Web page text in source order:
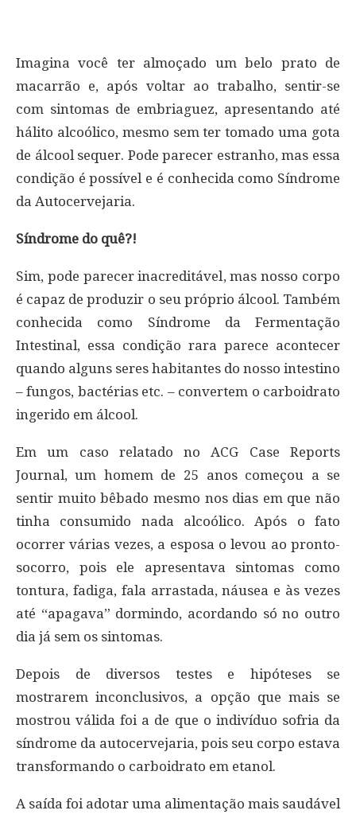
Imagina você ter almoçado um belo prato de
macarrão e, após voltar ao trabalho, sentir-se
com sintomas de embriaguez, apresentando até
hálito alcoólico, mesmo sem ter tomado uma gota
de álcool sequer. Pode parecer estranho, mas essa
condição é possível e é conhecida como Síndrome
da Autocervejaria.
Síndrome do quê?!
Sim, pode parecer inacreditável, mas nosso corpo
é capaz de produzir o seu próprio álcool. Também
conhecida como Síndrome da Fermentação
Intestinal, essa condição rara parece acontecer
quando alguns seres habitantes do nosso intestino
– fungos, bactérias etc. – convertem o carboidrato
ingerido em álcool.
Em um caso relatado no ACG Case Reports
Journal, um homem de 25 anos começou a se
sentir muito bêbado mesmo nos dias em que não
tinha consumido nada alcoólico. Após o fato
ocorrer várias vezes, a esposa o levou ao pronto-
socorro, pois ele apresentava sintomas como
tontura, fadiga, fala arrastada, náusea e às vezes
até “apagava” dormindo, acordando só no outro
dia já sem os sintomas.
Depois de diversos testes e hipóteses se
mostrarem inconclusivos, a opção que mais se
mostrou válida foi a de que o indivíduo sofria da
síndrome da autocervejaria, pois seu corpo estava
transformando o carboidrato em etanol.
A saída foi adotar uma alimentação mais saudável